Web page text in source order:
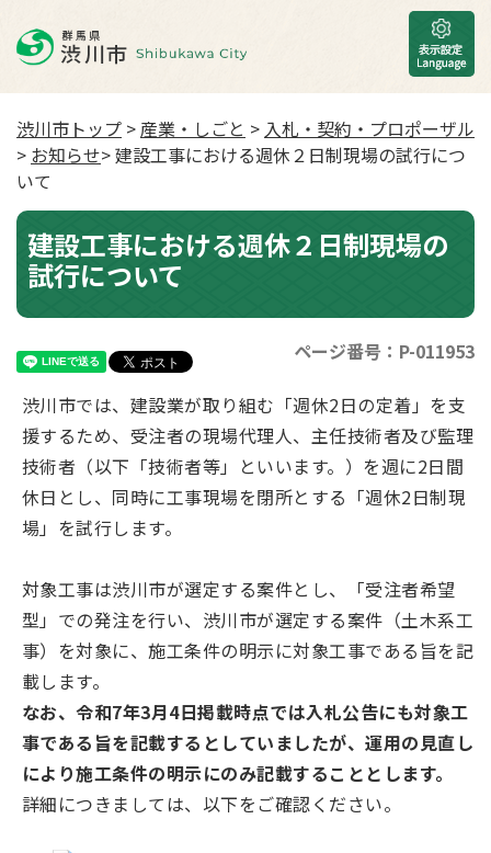
渋川市トップ >産業・しごと > 入札・契約・プロポーザル
> お知らせ> 建設工事における週休２日制現場の試行につ
いて
建設工事における週休２日制現場の
試行について
ページ番号：P-011953
渋川市では、建設業が取り組む「週休2日の定着」を支
援するため、受注者の現場代理人、主任技術者及び監理
技術者（以下「技術者等」といいます。）を週に2日間
休日とし、同時に工事現場を閉所とする「週休2日制現
場」を試行します。
対象工事は渋川市が選定する案件とし、「受注者希望
型」での発注を行い、渋川市が選定する案件（土木系工
事）を対象に、施工条件の明示に対象工事である旨を記
載します。
なお、令和7年3月4日掲載時点では入札公告にも対象工
事である旨を記載するとしていましたが、運用の見直し
により施工条件の明示にのみ記載することとします。
詳細につきましては、以下をご確認ください。